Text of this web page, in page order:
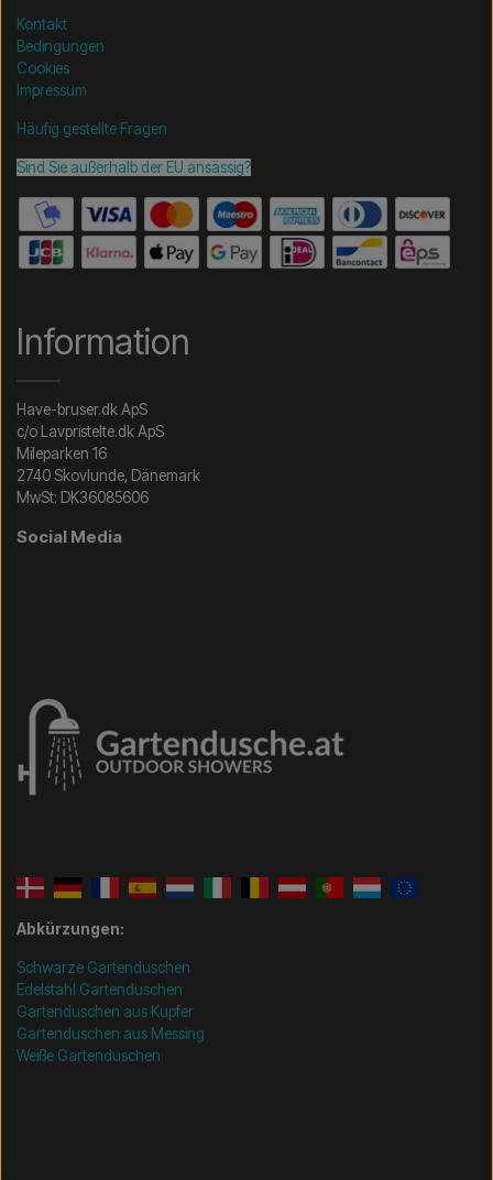
Kontakt
Bedingungen
Cookies
Impressum
Häufig gestellte Fragen
Sind Sie außerhalb der EU ansässig?
Information
Have-bruser.dk ApS
c/o Lavpristelte.dk ApS
Mileparken 16
2740 Skovlunde, Dänemark
MwSt: DK36085606
Social Media
Abkürzungen:
Schwarze Gartenduschen
Edelstahl Gartenduschen
Gartenduschen aus Kupfer
Gartenduschen aus Messing
Weiße Gartenduschen